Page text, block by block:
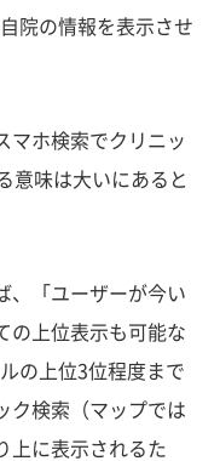
院の情報を表示させ
マホ検索でクリニッ
意味は大いにあると
、「ユーザーが今い
の上位表示も可能な
の上位3位程度まで
ク検索（マップでは
上に表示されるた